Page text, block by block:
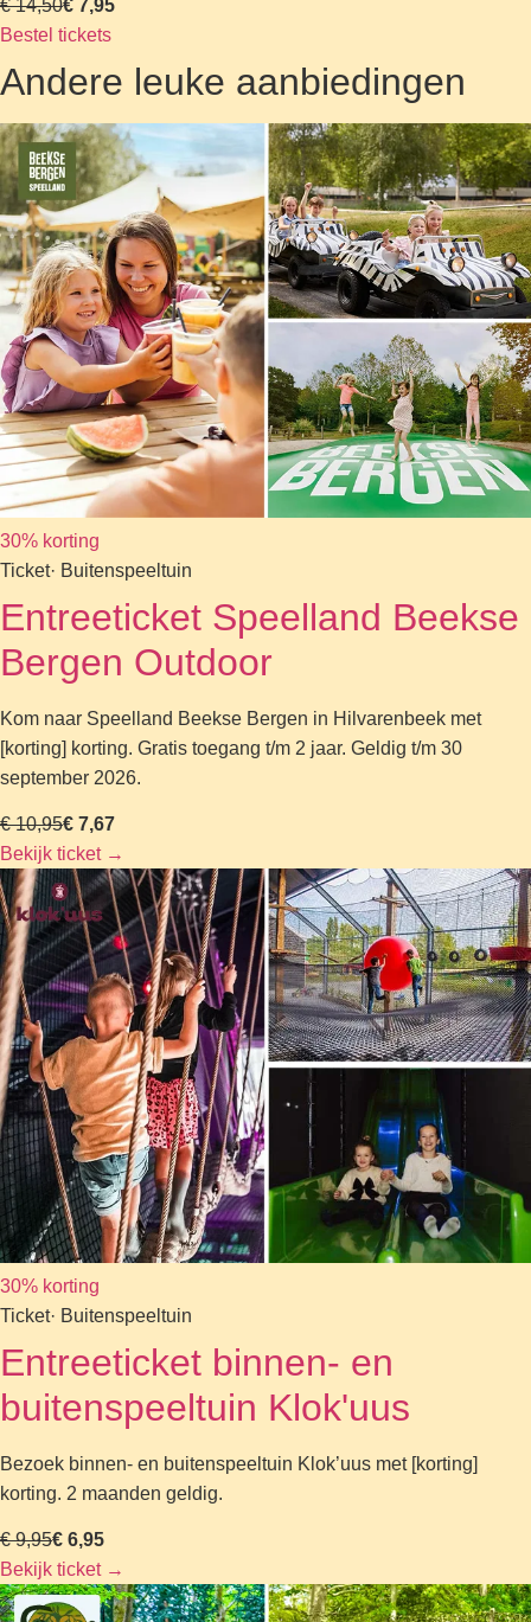
€ 14,50€ 7,95
Bestel tickets
Andere leuke aanbiedingen
30% korting
Ticket· Buitenspeeltuin
Entreeticket Speelland Beekse
Bergen Outdoor
Kom naar Speelland Beekse Bergen in Hilvarenbeek met
[korting] korting. Gratis toegang t/m 2 jaar. Geldig t/m 30
september 2026.
€ 10,95€ 7,67
Bekijk ticket →
30% korting
Ticket· Buitenspeeltuin
Entreeticket binnen- en
buitenspeeltuin Klok'uus
Bezoek binnen- en buitenspeeltuin Klok’uus met [korting]
korting. 2 maanden geldig.
€ 9,95€ 6,95
Bekijk ticket →